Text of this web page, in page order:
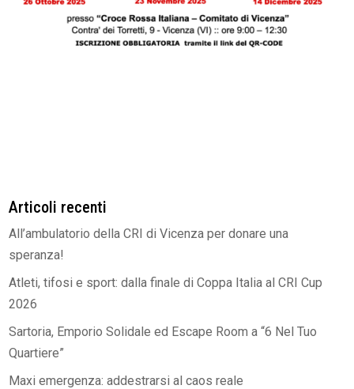
Articoli recenti
All’ambulatorio della CRI di Vicenza per donare una
speranza!
Atleti, tifosi e sport: dalla finale di Coppa Italia al CRI Cup
2026
Sartoria, Emporio Solidale ed Escape Room a “6 Nel Tuo
Quartiere”
Maxi emergenza: addestrarsi al caos reale